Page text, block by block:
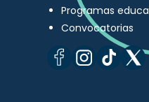
Programas
Convocatorias